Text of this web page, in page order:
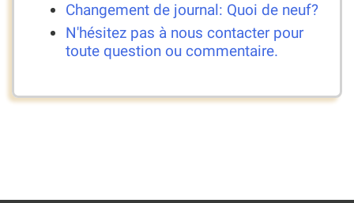
Changement de journal: Quoi de neuf?
N'hésitez pas à nous contacter pour
toute question ou commentaire.